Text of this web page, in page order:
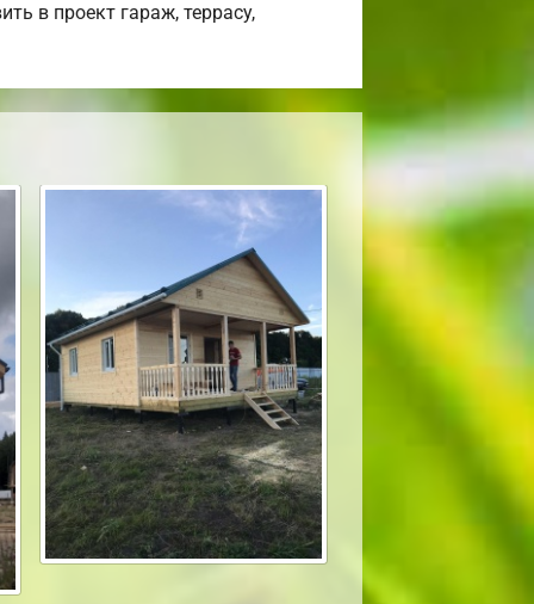
в проект гараж, террасу,